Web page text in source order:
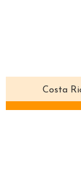
Costa